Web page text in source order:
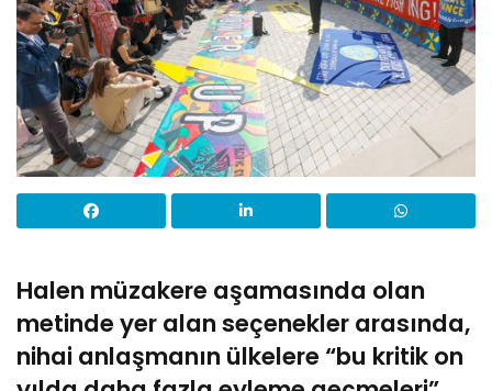
Halen müzakere aşamasında olan
metinde yer alan seçenekler arasında,
nihai anlaşmanın ülkelere “bu kritik on